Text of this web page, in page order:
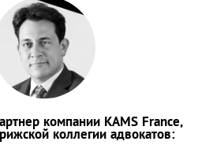
компании KAMS France,
коллегии адвокатов: